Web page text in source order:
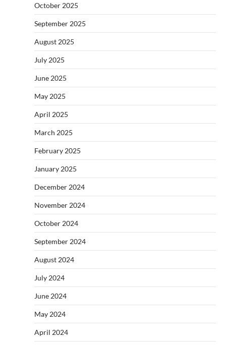
October 2025
September 2025
August 2025
July 2025
June 2025
May 2025
April 2025
March 2025
February 2025
January 2025
December 2024
November 2024
October 2024
September 2024
August 2024
July 2024
June 2024
May 2024
April 2024